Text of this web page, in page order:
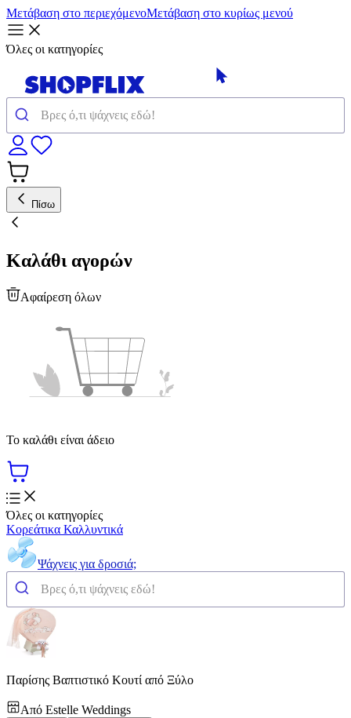
Μετάβαση στο περιεχόμενοΜετάβαση στο κυρίως μενού
Όλες οι κατηγορίες
Πίσω
Καλάθι αγορών
Αφαίρεση όλων
Το καλάθι είναι άδειο
Όλες οι κατηγορίες
Κορεάτικα Καλλυντικά
Ψάχνεις για δροσιά;
Παρίσης Βαπτιστικό Κουτί από Ξύλο
Από Estelle Weddings